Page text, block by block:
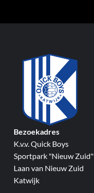
Bezoekadres
K.v.v. Quick Boys
Sportpark "Nieuw Zuid"
Laan van Nieuw Zuid
Katwijk